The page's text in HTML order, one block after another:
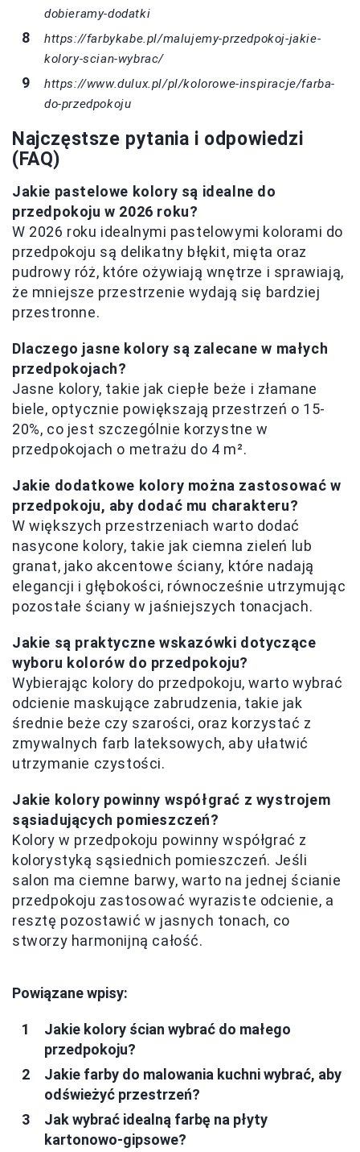
dobieramy-dodatki
https://farbykabe.pl/malujemy-przedpokoj-jakie-
kolory-scian-wybrac/
https://www.dulux.pl/pl/kolorowe-inspiracje/farba-
do-przedpokoju
Najczęstsze pytania i odpowiedzi
(FAQ)
Jakie pastelowe kolory są idealne do
przedpokoju w 2026 roku?
W 2026 roku idealnymi pastelowymi kolorami do
przedpokoju są delikatny błękit, mięta oraz
pudrowy róż, które ożywiają wnętrze i sprawiają,
że mniejsze przestrzenie wydają się bardziej
przestronne.
Dlaczego jasne kolory są zalecane w małych
przedpokojach?
Jasne kolory, takie jak ciepłe beże i złamane
biele, optycznie powiększają przestrzeń o 15-
20%, co jest szczególnie korzystne w
przedpokojach o metrażu do 4 m².
Jakie dodatkowe kolory można zastosować w
przedpokoju, aby dodać mu charakteru?
W większych przestrzeniach warto dodać
nasycone kolory, takie jak ciemna zieleń lub
granat, jako akcentowe ściany, które nadają
elegancji i głębokości, równocześnie utrzymując
pozostałe ściany w jaśniejszych tonacjach.
Jakie są praktyczne wskazówki dotyczące
wyboru kolorów do przedpokoju?
Wybierając kolory do przedpokoju, warto wybrać
odcienie maskujące zabrudzenia, takie jak
średnie beże czy szarości, oraz korzystać z
zmywalnych farb lateksowych, aby ułatwić
utrzymanie czystości.
Jakie kolory powinny współgrać z wystrojem
sąsiadujących pomieszczeń?
Kolory w przedpokoju powinny współgrać z
kolorystyką sąsiednich pomieszczeń. Jeśli
salon ma ciemne barwy, warto na jednej ścianie
przedpokoju zastosować wyraziste odcienie, a
resztę pozostawić w jasnych tonach, co
stworzy harmonijną całość.
Powiązane wpisy:
Jakie kolory ścian wybrać do małego
przedpokoju?
Jakie farby do malowania kuchni wybrać, aby
odświeżyć przestrzeń?
Jak wybrać idealną farbę na płyty
kartonowo-gipsowe?